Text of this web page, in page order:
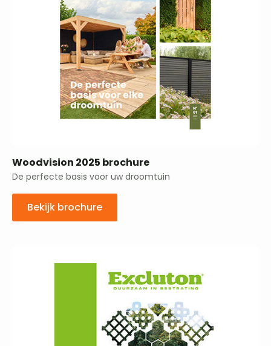
Woodvision 2025 brochure
De perfecte basis voor uw droomtuin
Bekijk brochure